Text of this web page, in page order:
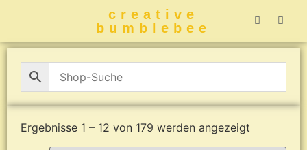
creative
bumblebee
Ergebnisse 1 – 12 von 179 werden angezeigt